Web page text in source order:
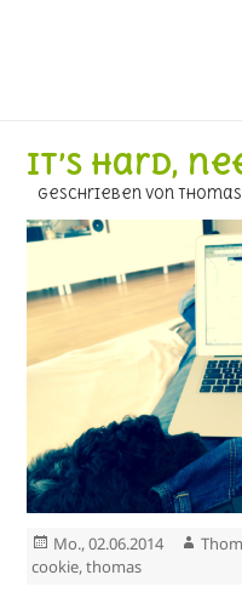
IT’s hard,
geschrieben von
Veröffentlicht
am
Mo., 02.06.2014 Autor
cookie,thomas